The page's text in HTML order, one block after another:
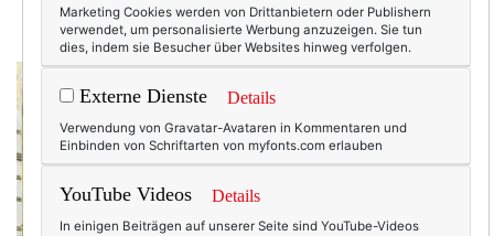
Marketing Cookies werden von Drittanbietern oder Publishern
verwendet, um personalisierte Werbung anzuzeigen. Sie tun
dies, indem sie Besucher über Websites hinweg verfolgen.
Externe Dienste Details
Verwendung von Gravatar-Avataren in Kommentaren und
Einbinden von Schriftarten von myfonts.com erlauben
YouTube Videos Details
In einigen Beiträgen auf unserer Seite sind YouTube-Videos